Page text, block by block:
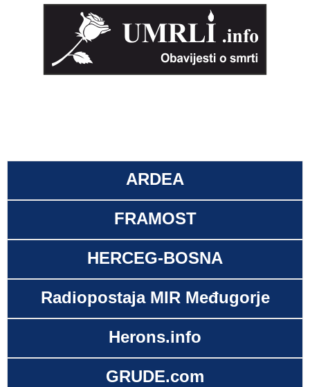
ARDEA
FRAMOST
HERCEG-BOSNA
Radiopostaja MIR Međugorje
Herons.info
GRUDE.com